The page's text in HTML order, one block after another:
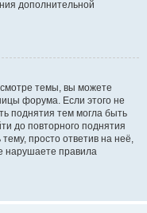
дополнительной
темы, вы можете
форума. Если этого не
поднятия тем могла быть
до повторного поднятия
просто ответив на неё,
нарушаете правила